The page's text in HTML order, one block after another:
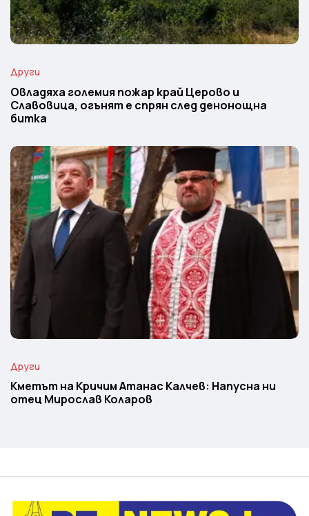
Други
Овладяха големия пожар край Церово и
Славовица, огънят е спрян след денонощна
битка
Други
Кметът на Кричим Атанас Калчев: Напусна ни
отец Мирослав Коларов